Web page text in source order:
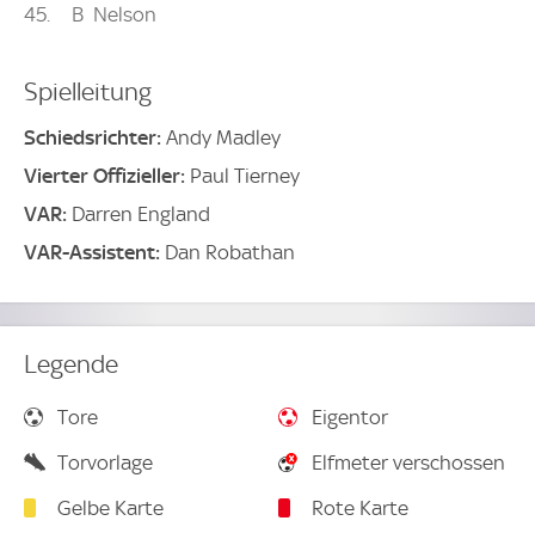
45
B Nelson
Spielleitung
Schiedsrichter: Andy Madley
Vierter Offizieller: Paul Tierney
VAR: Darren England
VAR-Assistent: Dan Robathan
Legende
Tore
Eigentor
Torvorlage
Elfmeter verschossen
Gelbe Karte
Rote Karte